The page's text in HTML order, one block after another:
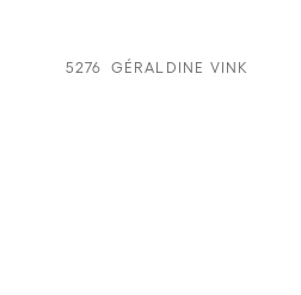
5276 GÉRALDINE VINK